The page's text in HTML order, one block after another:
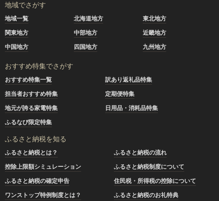
地域でさがす
地域一覧 北海道地方
東北地方
関東地方
中部地方
近畿地方
中国地方
四国地方 九州地方
おすすめ特集でさがす
おすすめ特集一覧
訳あり返礼品特集
担当者おすすめ特集
定期便特集
地元が誇る家電特集
日用品・消耗品特集
ふるなび限定特集
ふるさと納税を知る
ふるさと納税とは？
ふるさと納税の流れ
控除上限額シミュレーション
ふるさと納税制度について
ふるさと納税の確定申告
住民税・所得税の控除について
ワンストップ特例制度とは？
ふるさと納税のお礼特典